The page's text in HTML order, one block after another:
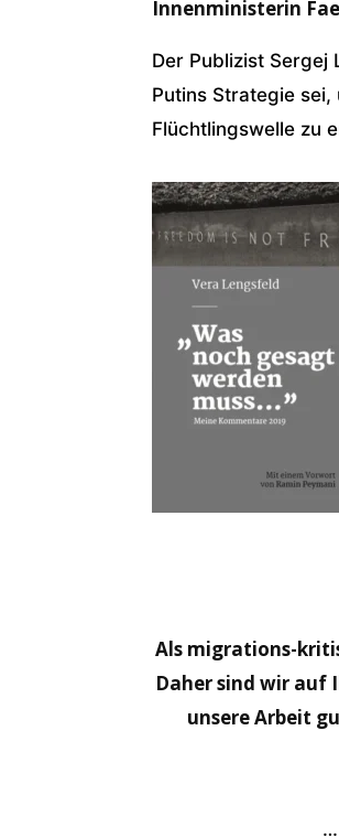
Innenministerin
Der Publizist Sergej
Putins Strategie
Flüchtlingswelle zu
Als migrations-
Daher sind wir auf
unsere Arbeit
…